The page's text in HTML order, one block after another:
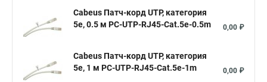
Cabeus Патч-корд UTP, категория
5e, 0.5 м PC-UTP-RJ45-Cat.5e-0.5m
0,00 ₽
Cabeus Патч-корд UTP, категория
5e, 1 м PC-UTP-RJ45-Cat.5e-1m
0,00 ₽